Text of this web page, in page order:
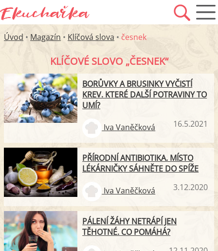
Úvod • Magazín • Klíčová slova • česnek
KLÍČOVÉ SLOVO „ČESNEK“
BORŮVKY A BRUSINKY VYČISTÍ
KREV. KTERÉ DALŠÍ POTRAVINY TO
UMÍ?
Iva Vaněčková 16.5.2021
PŘÍRODNÍ ANTIBIOTIKA. MÍSTO
LÉKÁRNIČKY SÁHNĚTE DO SPÍŽE
Iva Vaněčková 3.12.2020
PÁLENÍ ŽÁHY NETRÁPÍ JEN
TĚHOTNÉ. CO POMÁHÁ?